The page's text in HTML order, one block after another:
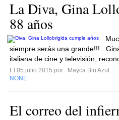
La Diva, Gina
88 años
siempre serás una grande!!! .
italiana de cine y televisión,
El 05 julio 2015 por
Mayca Blu Azul
NONE
El correo del